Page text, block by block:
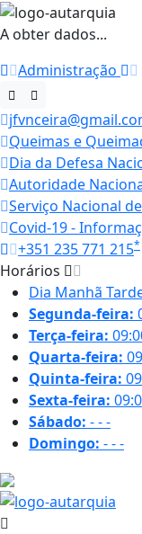
A obter dados...
Administração
Queimas e
Dia da Defesa
Autoridade
Serviço Nacional
Covid-19 -
+351 235 771 215*
Horários
Dia Manhã
Segunda-feira:
Terça-feira:
Quarta-feira:
Quinta-feira:
Sexta-feira:
Sábado: ---
Domingo: ---